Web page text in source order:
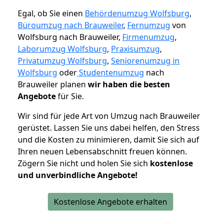
Egal, ob Sie einen Behördenumzug Wolfsburg,
Büroumzug nach Brauweiler, Fernumzug von
Wolfsburg nach Brauweiler, Firmenumzug,
Laborumzug Wolfsburg, Praxisumzug,
Privatumzug Wolfsburg, Seniorenumzug in
Wolfsburg oderStudentenumzug nach
Brauweiler planen wir haben die besten
Angebotefür Sie.
Wir sind für jede Art von Umzug nach Brauweiler
gerüstet. Lassen Sie uns dabei helfen, den Stress
und die Kosten zu minimieren, damit Sie sich auf
Ihren neuen Lebensabschnitt freuen können.
Zögern Sie nicht und holen Sie sich kostenlose
und unverbindliche Angebote!
Kostenlose Angebote erhalten